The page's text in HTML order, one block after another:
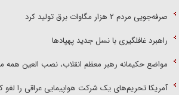
صرفه‌جویی مردم ۲ هزار مگاوات برق تولید کرد
راهبرد غافلگیری با نسل جدید پهپاد‌ها
مواضع حکیمانه رهبر معظم انقلاب، نصب العین همه
آمریکا تحریم‌های یک شرکت هواپیمایی عراقی را لغو